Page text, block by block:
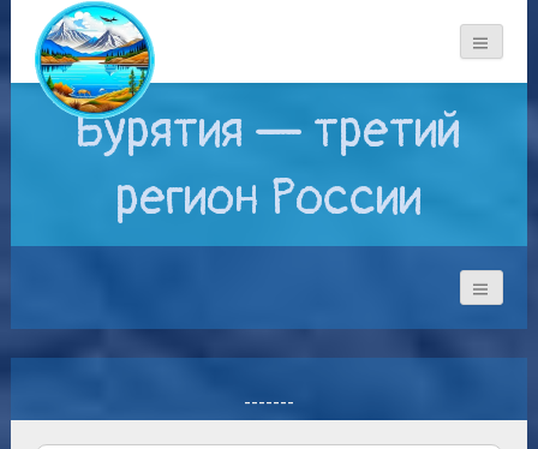
Бурятия — третий
регион России
-------